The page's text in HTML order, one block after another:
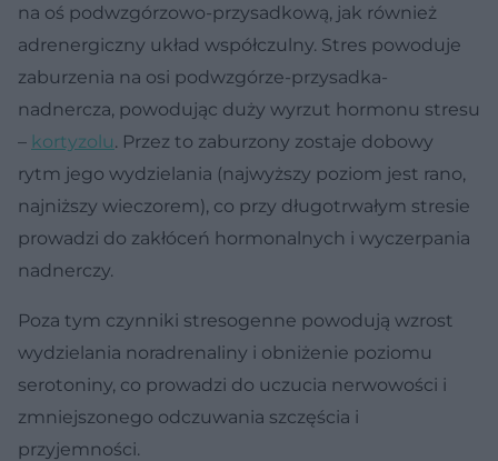
na oś podwzgórzowo-przysadkową, jak również
adrenergiczny układ współczulny. Stres powoduje
zaburzenia na osi podwzgórze-przysadka-
nadnercza, powodując duży wyrzut hormonu stresu
– kortyzolu. Przez to zaburzony zostaje dobowy
rytm jego wydzielania (najwyższy poziom jest rano,
najniższy wieczorem), co przy długotrwałym stresie
prowadzi do zakłóceń hormonalnych i wyczerpania
nadnerczy.
Poza tym czynniki stresogenne powodują wzrost
wydzielania noradrenaliny i obniżenie poziomu
serotoniny, co prowadzi do uczucia nerwowości i
zmniejszonego odczuwania szczęścia i
przyjemności.